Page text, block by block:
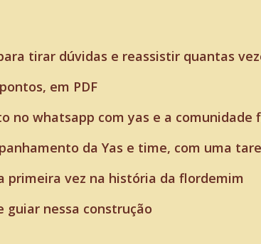
tirar dúvidas e reassistir quantas
em PDF
no whatsapp com yas e a comunidade
da Yas e time, com uma
primeira vez na história da flordemim
guiar nessa construção